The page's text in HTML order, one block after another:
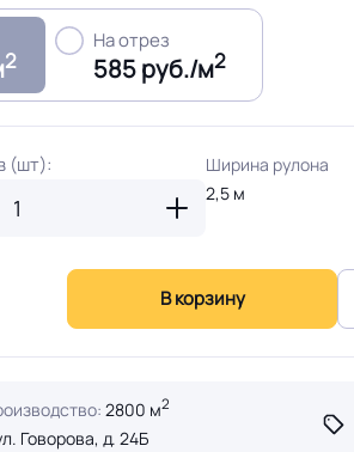
2
На отрез
585 руб./м2
(шт):
Ширина рулона
2,5 м
В корзину
2800 м2
Говорова, д. 24Б